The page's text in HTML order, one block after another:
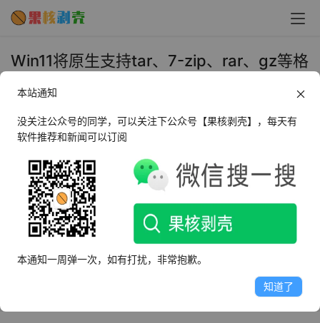
Win11将原生支持tar、7-zip、rar、gz等格
2023年5月24日 下午5:26 圈内新闻
5 月 24 日消息，微软在开发者大会上，宣布在 Win11 系统
中改善对压缩文档的支持，将原生支持 tar、7-zip、rar、
gz 等使用 libarchive 开源项目的格式。
本站通知
没关注公众号的同学，可以关注下公众号【果核剥壳】，每天有
软件推荐和新闻可以订阅
本通知一周弹一次，如有打扰，非常抱歉。
知道了